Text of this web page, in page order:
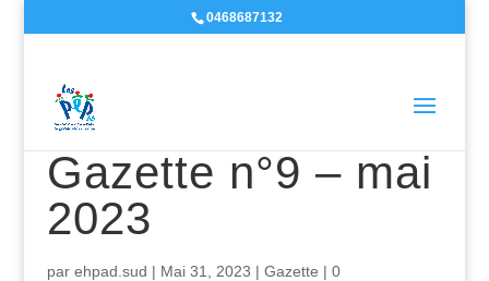
0468687132
Gazette n°9 – mai
2023
par ehpad.sud | Mai 31, 2023 | Gazette | 0